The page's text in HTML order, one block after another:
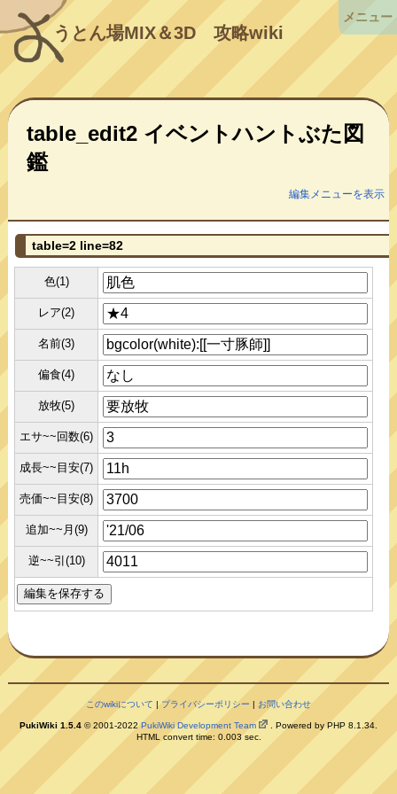
うとん場MIX＆3D攻略wiki
table_edit2 イベントハントぶた図
鑑
編集メニューを表示
table=2 line=82
色(1)
レア(2)
名前(3)
偏食(4)
放牧(5)
エサ~~回数(6)
成長~~目安(7)
売価~~目安(8)
追加~~月(9)
逆~~引(10)
このwikiについて |プライバシーポリシー | お問い合わせ
PukiWiki 1.5.4 © 2001-2022PukiWiki Development Team
. Powered by PHP 8.1.34.
HTML convert time: 0.003 sec.
メニュー